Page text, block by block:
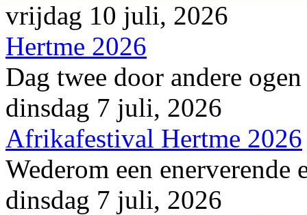
vrijdag 10 juli, 2026
Hertme 2026
Dag twee door andere
dinsdag 7 juli, 2026
Afrikafestival Hertme 2026
Wederom een enerverende
dinsdag 7 juli, 2026